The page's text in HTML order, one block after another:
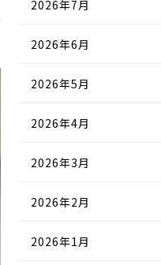
2026年7月
2026年6月
2026年5月
2026年4月
2026年3月
2026年2月
2026年1月